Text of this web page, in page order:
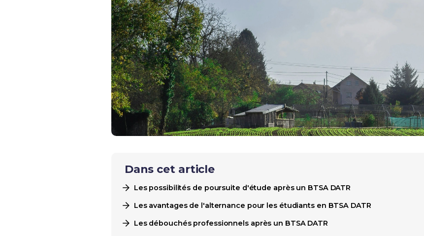
Dans cet article
Les possibilités de poursuite d'étude après un BTSA DATR
Les avantages de l'alternance pour les étudiants en BTSA DATR
Les débouchés professionnels après un BTSA DATR